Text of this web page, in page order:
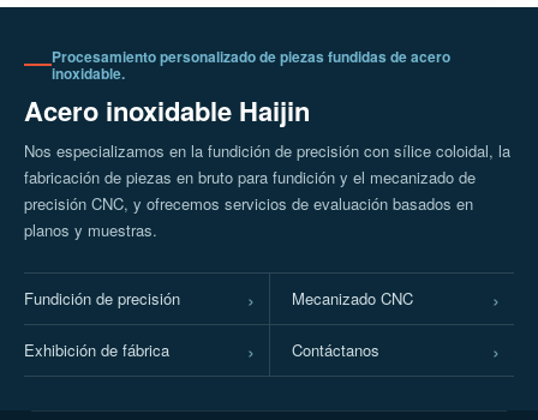
Procesamiento personalizado de piezas fundidas de acero
inoxidable.
Acero inoxidable Haijin
Nos especializamos en la fundición de precisión con sílice coloidal, la
fabricación de piezas en bruto para fundición y el mecanizado de
precisión CNC, y ofrecemos servicios de evaluación basados en
planos y muestras.
Fundición de precisión Mecanizado CNC
Exhibición de fábrica Contáctanos